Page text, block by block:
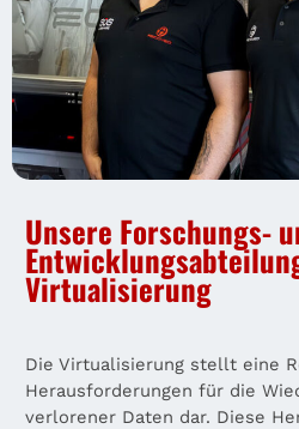
Unsere Forschungs-
Virtualisierung
Die Virtualisierung stellt eine
Herausforderungen für die
verlorener Daten dar. Diese